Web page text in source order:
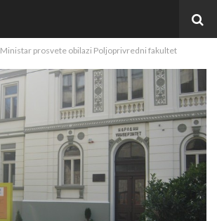
Ministar prosvete obilazi Poljoprivredni fakultet